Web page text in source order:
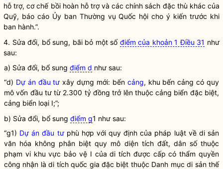
hỗ trợ, cơ chế bồi hoàn hỗ trợ và các chính sách đặc thù khác của
Quỹ, báo cáo Ủy ban Thường vụQuốc hội cho ý kiến trước khi
ban hành.”.
4. Sửa đổi, bổ sung, bãi bỏ một số điểm của khoản 1 Điều 31 như
sau:
a) Sửa đổi, bổ sung điểm d như sau:
“d) Dự án đầu tư xây dựng mới: bến cảng, khu bếncảng có quy
môvốn đầu tưtừ 2.300 tỷ đồng trở lên thuộccảng biển đặc biệt,
cảng biển loại I;”;
b) Sửa đổi, bổ sung điểm g1 như sau:
“g1) Dự án đầu tưphù hợp với quy định của pháp luậtvề di sản
văn hóa không phân biệt quy mô diện tích đất, dân số thuộc
phạm vi khu vực bảo vệ I của di tích được cấp có thẩm quyền
công nhận là di tích quốc gia đặc biệt thuộc Danh mục di sản thế